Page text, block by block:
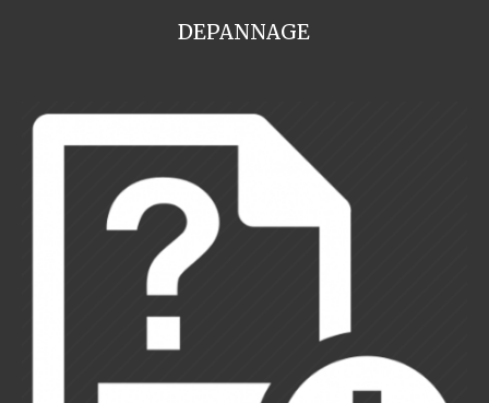
DEPANNAGE